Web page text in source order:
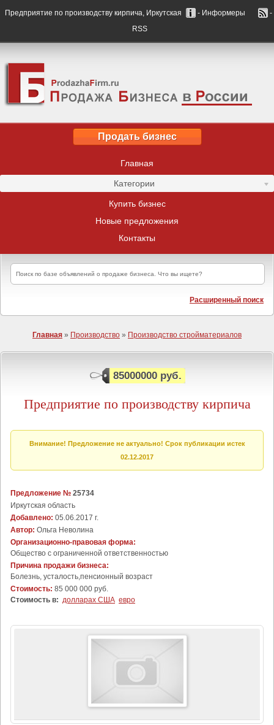
Предприятие по производству кирпича, Иркутская - Информеры
-
RSS
Продать бизнес
Главная
Категории
Купить бизнес
Новые предложения
Контакты
Расширенный поиск
Главная » Производство » Производство стройматериалов
85000000 руб.
Предприятие по производству кирпича
Внимание! Предложение не актуально! Срок публикации истек
02.12.2017
Предложение № 25734
Иркутская область
Добавлено: 05.06.2017 г.
Автор: Ольга Неволина
Организационно-правовая форма:
Общество с ограниченной ответственностью
Причина продажи бизнеса:
Болезнь, усталость,пенсионный возраст
Стоимость: 85 000 000 руб.
Стоимость в: долларах США евро